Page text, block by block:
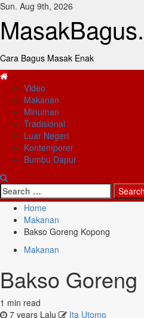
Skip
content
Sun. Aug 9th, 2026
Cara Bagus Masak Enak
Primary
Menu
Video
Makanan
Minuman
Tradisional
Luar Negeri
Kontemporer
Bumbu Dapur
Search
for:
Home
Makanan
Bakso Goreng Kopong
Makanan
Bakso
1 min read
7 years Lalu
Ita Utomo